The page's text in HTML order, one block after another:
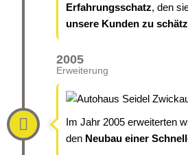
Erfahrungsschatz, den
unsere Kunden zu
2005
Erweiterung
Im Jahr 2005 erweiterten
den Neubau einer